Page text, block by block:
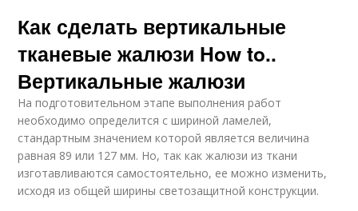
Как сделать вертикальные
тканевые жалюзи How to..
Вертикальные жалюзи
На подготовительном этапе выполнения работ
необходимо определится с шириной ламелей,
стандартным значением которой является величина
равная 89 или 127 мм. Но, так как жалюзи из ткани
изготавливаются самостоятельно, ее можно изменить,
исходя из общей ширины светозащитной конструкции.